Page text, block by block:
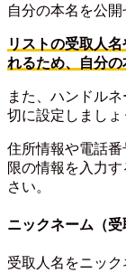
自分の本名を公
リストの受取人
れるため、自分
また、ハンドル
切に設定しましょ
住所情報や電話
限の情報を入力
さい。
ニックネーム（
受取人名をニッ